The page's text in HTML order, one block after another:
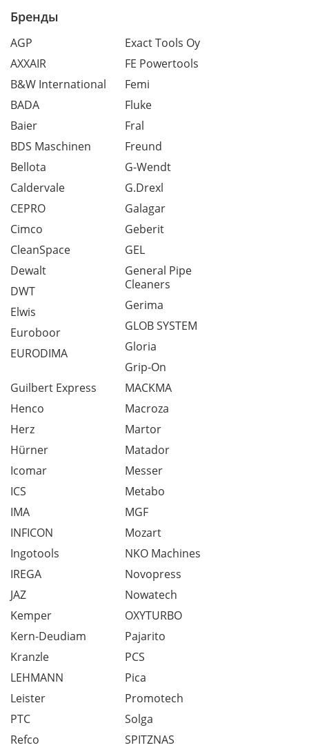
Бренды
AGP
AXXAIR
B&W International
BADA
Baier
BDS Maschinen
Bellota
Caldervale
CEPRO
Cimco
CleanSpace
Dewalt
DWT
Elwis
Euroboor
EURODIMA
Exact Tools Oy
FE Powertools
Femi
Fluke
Fral
Freund
G-Wendt
G.Drexl
Galagar
Geberit
GEL
General Pipe
Cleaners
Gerima
GLOB SYSTEM
Gloria
Grip-On
Guilbert Express
Henco
Herz
Hürner
Icomar
ICS
IMA
INFICON
Ingotools
IREGA
JAZ
Kemper
Kern-Deudiam
Kranzle
LEHMANN
Leister
MACKMA
Macroza
Martor
Matador
Messer
Metabo
MGF
Mozart
NKO Machines
Novopress
Nowatech
OXYTURBO
Pajarito
PCS
Pica
Promotech
PTC
Refco
Solga
SPITZNAS